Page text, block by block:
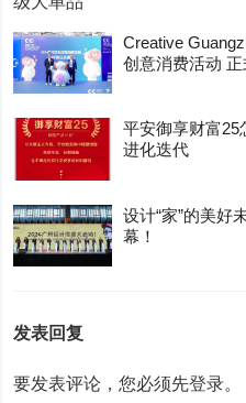
Creative
创意消费活动 正
平安御享财富25
进化迭代
设计“家”的美好
幕！
发表回复
要发表评论，您必须先登录。